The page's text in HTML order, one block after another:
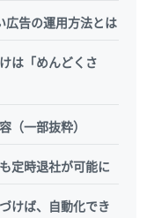
広告の運用方法とは
は「めんどくさ
（一部抜粋）
定時退社が可能に
けば、自動化でき